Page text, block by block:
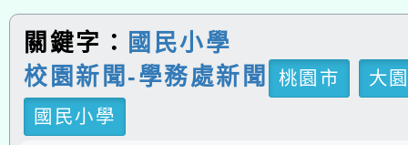
關鍵字：
國民小學
校園新聞-學務處新聞
桃園市
大
國民小學